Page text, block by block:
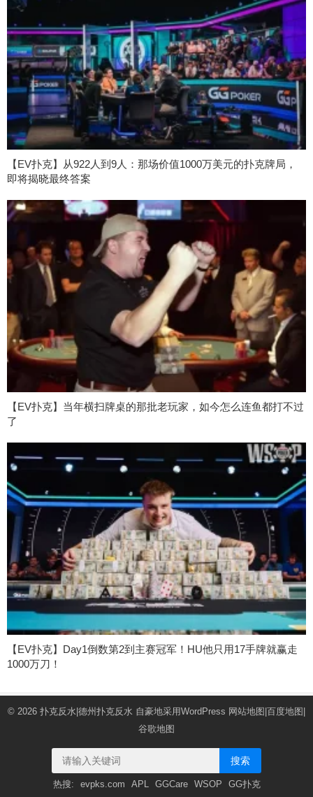
【EV扑克】从922人到9人：那场价值1000万美元的扑克牌局，
即将揭晓最终答案
【EV扑克】当年横扫牌桌的那批老玩家，如今怎么连鱼都打不过
了
【EV扑克】Day1倒数第2到主赛冠军！HU他只用17手牌就赢走
1000万刀！
© 2026 扑克反水|德州扑克反水 自豪地采用WordPress 网站地图|百度地图|
谷歌地图
搜索
热搜: evpks.com APL GGCare WSOP GG扑克